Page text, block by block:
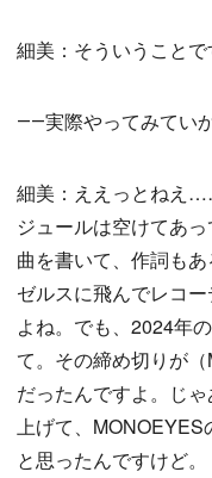
細美：そういうことで
――実際やってみてい
細美：ええっとねえ
ジュールは空けてあ
曲を書いて、作詞も
ゼルスに飛んでレコ
よね。でも、2024年
て。その締め切りが
だったんですよ。じ
上げて、MONOEYES
と思ったんですけど